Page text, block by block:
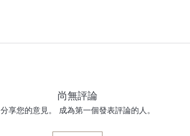
尚無評論
分享您的意見。 成為第一個發表評論的人。